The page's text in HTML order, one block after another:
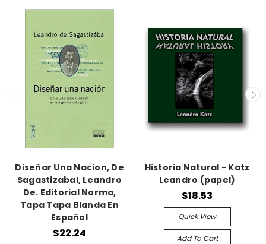
Diseñar Una Nacion, De
Sagastizabal, Leandro
De. Editorial Norma,
Tapa Tapa Blanda En
Español
$22.24
Historia Natural - Katz
Leandro (papel)
$18.53
Quick View
Add To Cart